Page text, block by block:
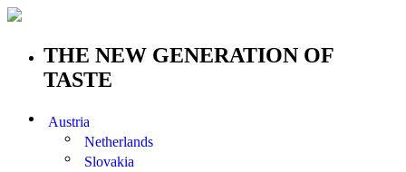
THE NEW GENERATION OF
TASTE
Austria
Netherlands
Slovakia